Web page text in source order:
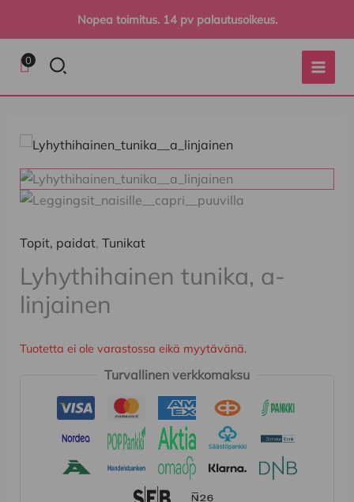
Nopea toimitus. 14 pv palautusoikeus.
0 Hae
Topit, paidat, Tunikat
Lyhythihainen tunika, a-
linjainen
Tuotetta ei ole varastossa eikä myytävänä.
Turvallinen verkkomaksu